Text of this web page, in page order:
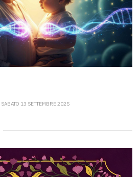
SABATO 13 SETTEMBRE 2025